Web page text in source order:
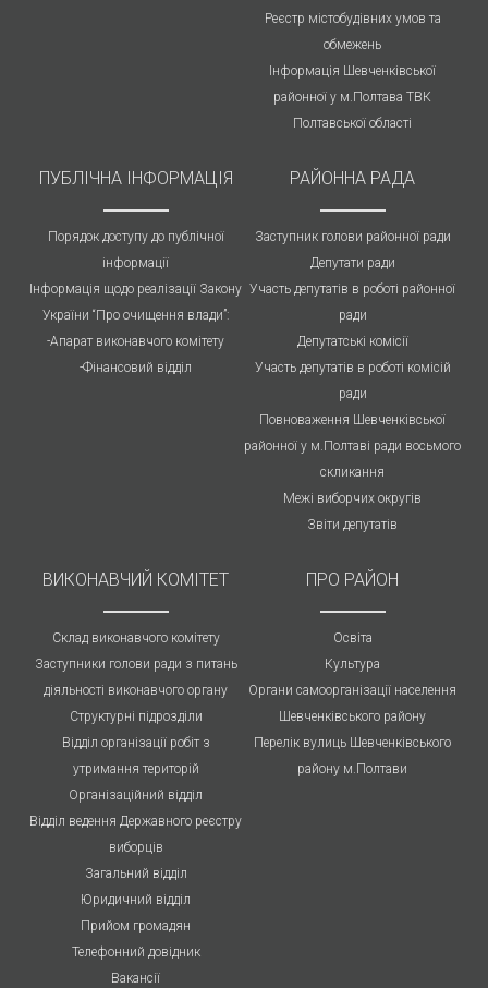
Реєстр містобудівних умов та
обмежень
Інформація Шевченківської
районної у м.Полтава ТВК
Полтавської області
ПУБЛIЧНА IНФОРМАЦІЯ
Порядок доступу до публічної
інформації
Інформація щодо реалізації Закону
України “Про очищення влади”:
-Апарат виконавчого комітету
-Фінансовий відділ
РАЙОННА РАДА
Заступник голови районної ради
Депутати ради
Участь депутатів в роботі районної
ради
Депутатські комісії
Участь депутатів в роботі комісій
ради
Повноваження Шевченківської
районної у м.Полтаві ради восьмого
скликання
Межі виборчих округів
Звіти депутатів
ВИКОНАВЧИЙ КОМІТЕТ
Склад виконавчого комітету
Заступники голови ради з питань
діяльності виконавчого органу
Структурні підрозділи
Відділ організації робіт з
утримання територій
Організаційний відділ
Відділ ведення Державного реєстру
виборців
Загальний відділ
Юридичний відділ
Прийом громадян
Телефонний довідник
Вакансії
ПРО РАЙОН
Освіта
Культура
Органи самоорганізації населення
Шевченківського району
Перелік вулиць Шевченківського
району м.Полтави